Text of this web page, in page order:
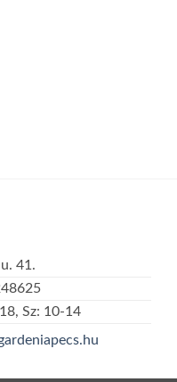
41.
Sz: 10-14